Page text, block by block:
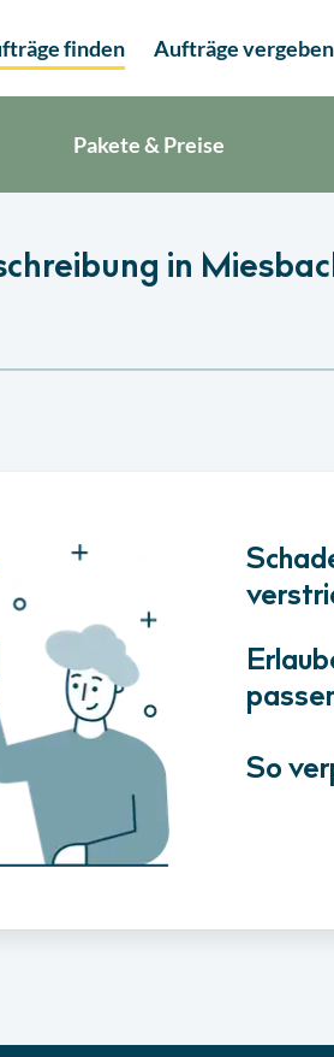
finden Aufträge vergeben
Pakete & Preise
in
So